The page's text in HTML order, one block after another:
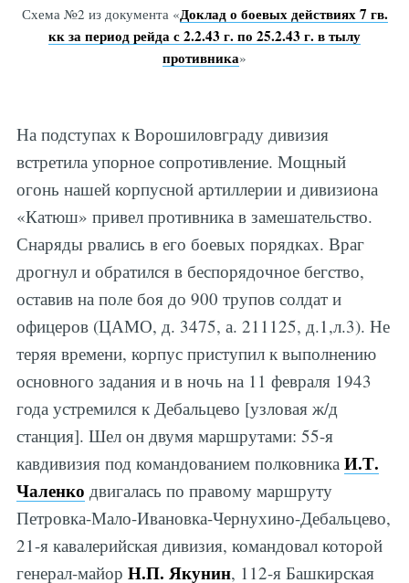
Схема №2 из документа «Доклад о боевых действиях 7 гв.
кк за период рейда с 2.2.43 г. по 25.2.43 г. в тылу
противника»
На подступах к Ворошиловграду дивизия
встретила упорное сопротивление. Мощный
огонь нашей корпусной артиллерии и дивизиона
«Катюш» привел противника в замешательство.
Снаряды рвались в его боевых порядках. Враг
дрогнул и обратился в беспорядочное бегство,
оставив на поле боя до 900 трупов солдат и
офицеров (ЦАМО, д. 3475, а. 211125, д.1,л.3). Не
теряя времени, корпус приступил к выполнению
основного задания и в ночь на 11 февраля 1943
года устремился к Дебальцево [узловая ж/д
станция]. Шел он двумя маршрутами: 55-я
кавдивизия под командованием полковника И.Т.
Чаленко двигалась по правому маршруту
Петровка-Мало-Ивановка-Чернухино-Дебальцево,
21-я кавалерийская дивизия, командовал которой
генерал-майор Н.П. Якунин, 112-я Башкирская